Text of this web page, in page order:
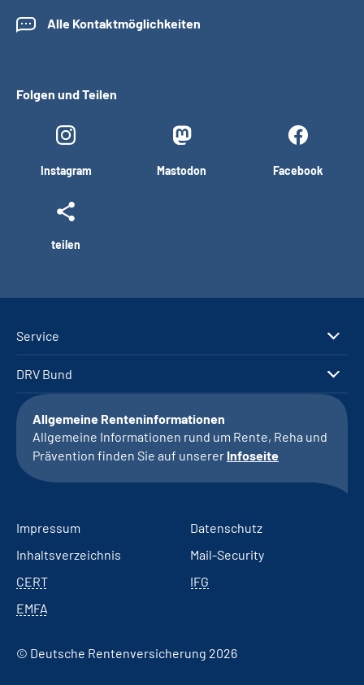
Alle Kontaktmöglichkeiten
Folgen und Teilen
Instagram Mastodon Facebook
teilen
Service
DRV Bund
Allgemeine Renteninformationen
Allgemeine Informationen rund um Rente, Reha und
Prävention finden Sie auf unserer Infoseite
Impressum
Datenschutz
Inhaltsverzeichnis
Mail-Security
CERT
IFG
EMFA
© Deutsche Rentenversicherung 2026